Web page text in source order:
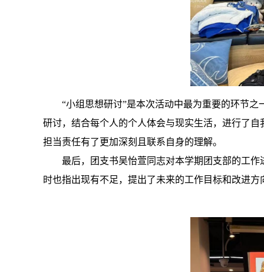
“小组思想研讨”是本次活动中最为重要的环节
研讨，结合每个人的个人体会与现实生活，进行了
担当责任有了更加深刻且联系自身的理解。
最后，团支书吴怡萱同志对本学期团支部的工
时也指出现有不足，提出了未来的工作目标和改进方